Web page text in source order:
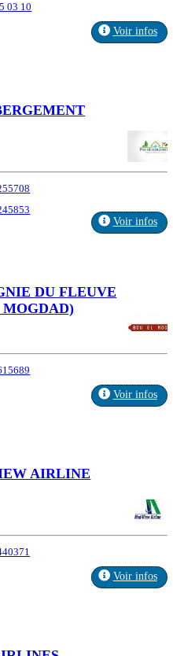
03 10
Voir infos
Voir infos
DU FLEUVE
MOGDAD)
Voir infos
AIRLINE
Voir infos